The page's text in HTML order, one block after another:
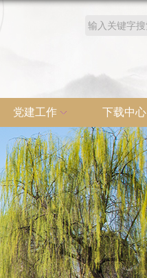
党建工作 下载中心